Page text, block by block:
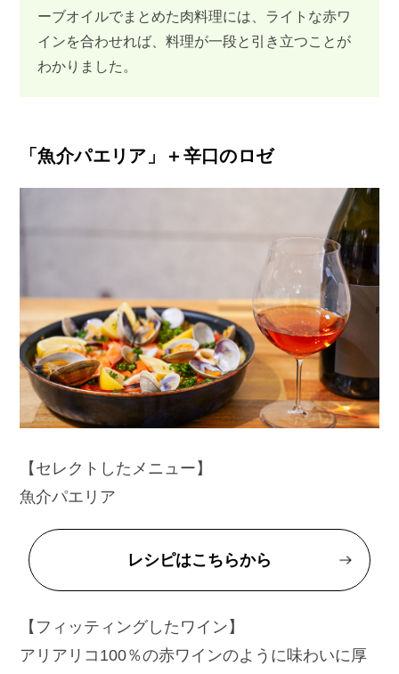
ーブオイルでまとめた肉料理には、ライトな赤ワ
インを合わせれば、料理が一段と引き立つことが
わかりました。
「魚介パエリア」＋辛口のロゼ
【セレクトしたメニュー】
魚介パエリア
レシピはこちらから
【フィッティングしたワイン】
アリアリコ100％の赤ワインのように味わいに厚